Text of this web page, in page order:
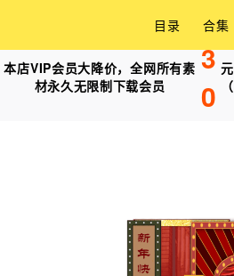
本店VIP会员大降价，全网所有素
材永久无限制下载会员
3
0
元
（
目录 合集